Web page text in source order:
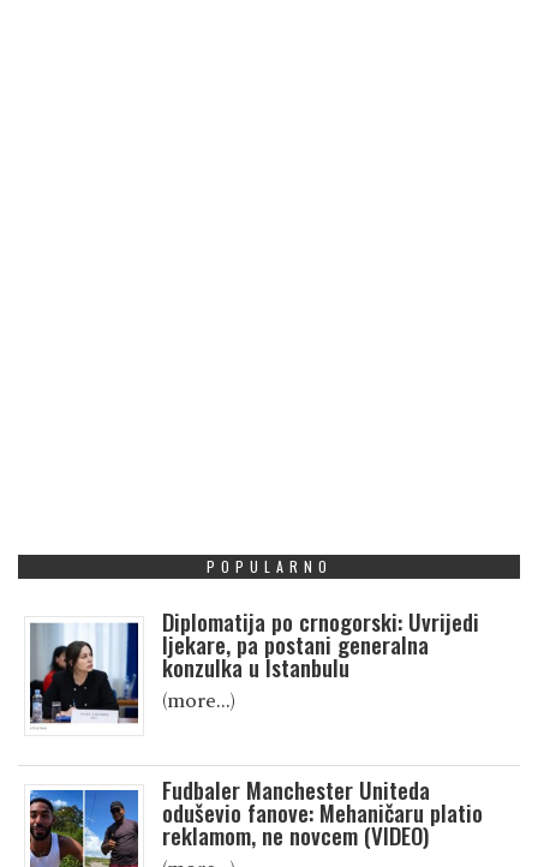
POPULARNO
Diplomatija po crnogorski: Uvrijedi
ljekare, pa postani generalna
konzulka u Istanbulu
(more…)
Fudbaler Manchester Uniteda
oduševio fanove: Mehaničaru platio
reklamom, ne novcem (VIDEO)